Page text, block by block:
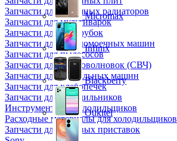
Запчасти для масляных радиаторов
Запчасти для мультиварок
Запчасти для мясорубок
Запчасти для посудомоечных машин
Запчасти для пылесосов
Запчасти для микроволновок (СВЧ)
Запчасти для стиральных машин
Запчасти для хлебопечек
Запчасти для холодильников
Инструмент для холодильщиков
Расходные материалы для холодильщиков
Запчасти для игровых приставок
Micromax
Infinix
Blackberry
Oukitel